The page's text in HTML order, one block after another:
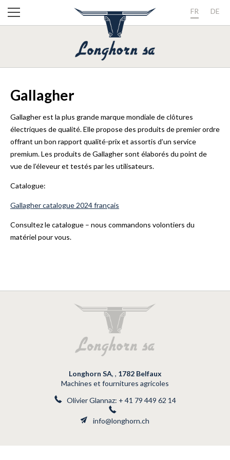
FR DE
Gallagher
Gallagher est la plus grande marque mondiale de clôtures
électriques de qualité. Elle propose des produits de premier ordre
offrant un bon rapport qualité-prix et assortis d’un service
premium. Les produits de Gallagher sont élaborés du point de
vue de l’éleveur et testés par les utilisateurs.
Catalogue:
Gallagher catalogue 2024 français
Consultez le catalogue – nous commandons volontiers du
matériel pour vous.
Longhorn SA, , 1782 Belfaux
Machines et fournitures agricoles
Olivier Glannaz: + 41 79 449 62 14
info@longhorn.ch